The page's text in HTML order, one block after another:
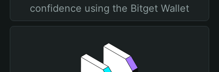
confidence using the Bitget Wallet